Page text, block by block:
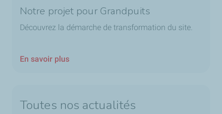
Notre projet pour Grandpuits
Découvrez la démarche de transformation du site.
En savoir plus
Toutes nos actualités